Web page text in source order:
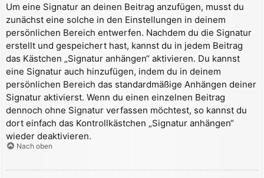
Um eine Signatur an deinen Beitrag anzufügen, musst du
zunächst eine solche in den Einstellungen in deinem
persönlichen Bereich entwerfen. Nachdem du die Signatur
erstellt und gespeichert hast, kannst du in jedem Beitrag
das Kästchen „Signatur anhängen“ aktivieren. Du kannst
eine Signatur auch hinzufügen, indem du in deinem
persönlichen Bereich das standardmäßige Anhängen deiner
Signatur aktivierst. Wenn du einen einzelnen Beitrag
dennoch ohne Signatur verfassen möchtest, so kannst du
dort einfach das Kontrollkästchen „Signatur anhängen“
wieder deaktivieren.
Nach oben